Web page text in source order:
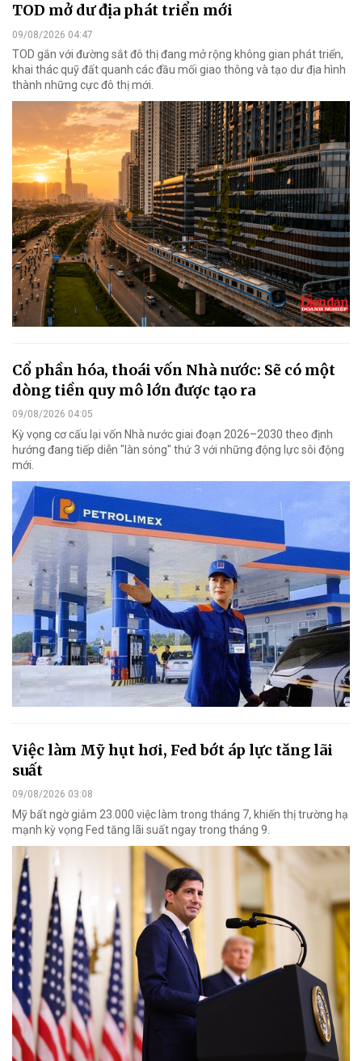
TOD mở dư địa phát triển mới
09/08/2026 04:47
TOD gắn với đường sắt đô thị đang mở rộng không gian phát triển,
khai thác quỹ đất quanh các đầu mối giao thông và tạo dư địa hình
thành những cực đô thị mới.
Cổ phần hóa, thoái vốn Nhà nước: Sẽ có một
dòng tiền quy mô lớn được tạo ra
09/08/2026 04:05
Kỳ vọng cơ cấu lại vốn Nhà nước giai đoạn 2026–2030 theo định
hướng đang tiếp diễn "làn sóng" thứ 3 với những động lực sôi động
mới.
Việc làm Mỹ hụt hơi, Fed bớt áp lực tăng lãi
suất
09/08/2026 03:08
Mỹ bất ngờ giảm 23.000 việc làm trong tháng 7, khiến thị trường hạ
mạnh kỳ vọng Fed tăng lãi suất ngay trong tháng 9.